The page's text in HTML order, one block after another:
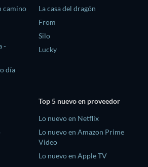
camino
-
día
La casa del dragón
From
Silo
Lucky
Top 5 nuevo en proveedor
Lo nuevo en Netflix
Lo nuevo en Amazon Prime
Video
Lo nuevo en Apple TV